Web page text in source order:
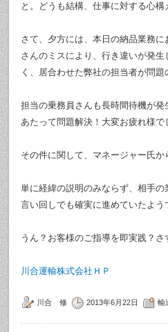
と。どうも結構、仕事に対する心
さて、夕方には、本日の納品業務
さんのミスにより、行き違いが発
く、居合わせた弊社の担当者が問
担当の乗務員さんも長時間待機が
あたって問題解決！大変お疲れ様で
その件に関して、マネージャー氏
単に経緯の説明のみならず、相手
言い回しでも確実に進めていたよう
うん？お客様のご指導を即実践？さ
川合運輸株式会社ＨＰ
川合 修 2013年6月22日 輸